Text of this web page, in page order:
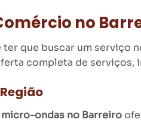
no
que buscar um serviço
completa de
ondas no Barreiro